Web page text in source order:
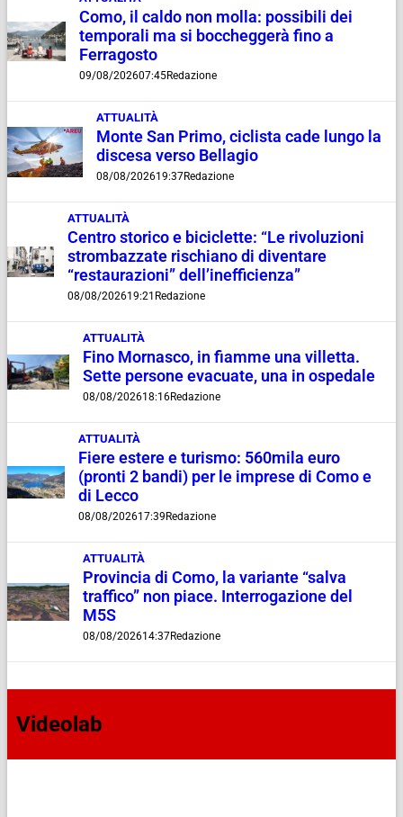
Como, il caldo non molla: possibili dei
temporali ma si boccheggerà fino a
Ferragosto
09/08/202607:45Redazione
ATTUALITÀ
Monte San Primo, ciclista cade lungo la
discesa verso Bellagio
08/08/202619:37Redazione
ATTUALITÀ
Centro storico e biciclette: “Le rivoluzioni
strombazzate rischiano di diventare
“restaurazioni” dell’inefficienza”
08/08/202619:21 Redazione
ATTUALITÀ
Fino Mornasco, in fiamme una villetta.
Sette persone evacuate, una in ospedale
08/08/202618:16Redazione
ATTUALITÀ
Fiere estere e turismo: 560mila euro
(pronti 2 bandi) per le imprese di Como e
di Lecco
08/08/202617:39 Redazione
ATTUALITÀ
Provincia di Como, la variante “salva
traffico” non piace. Interrogazione del
M5S
08/08/202614:37Redazione
Videolab